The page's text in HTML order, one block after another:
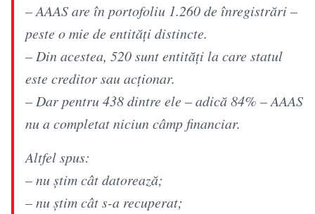
– AAAS are în portofoliu 1.260 de înregistrări –
peste o mie de entități distincte.
– Din acestea, 520 sunt entități la care statul
este creditor sau acționar.
– Dar pentru 438 dintre ele – adică 84% – AAAS
nu a completat niciun câmp financiar.
Altfel spus:
– nu știm cât datorează;
– nu știm cât s-a recuperat;